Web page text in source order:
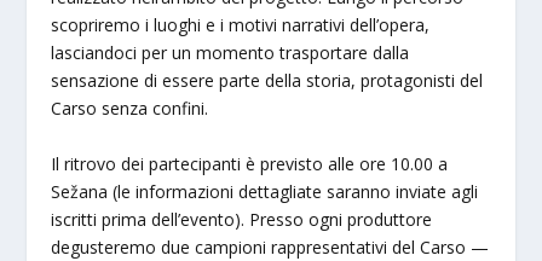
scopriremo i luoghi e i motivi narrativi dell’opera,
lasciandoci per un momento trasportare dalla
sensazione di essere parte della storia, protagonisti del
Carso senza confini.
Il ritrovo dei partecipanti è previsto alle ore 10.00 a
Sežana (le informazioni dettagliate saranno inviate agli
iscritti prima dell’evento). Presso ogni produttore
degusteremo due campioni rappresentativi del Carso —